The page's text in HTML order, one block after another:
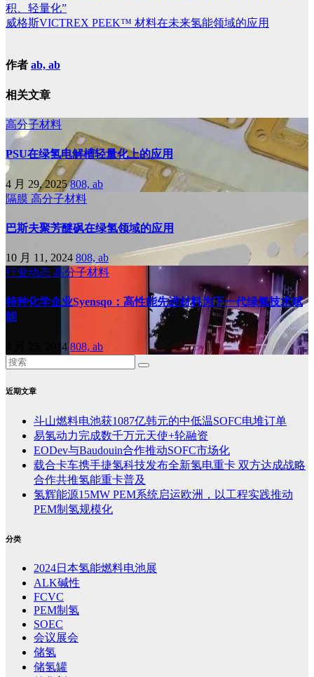
积、轻量化”
威格斯VICTREX PEEK™ 材料在未来氢能领域的应用
作者 ab, ab
相关文章
高分子材料
PSU在绿氢电解槽轻量化上的应用
4 月 29, 2025808, ab
隔膜 高分子材料
巴斯夫聚芳醚砜在绿氢领域的应用
10 月 11, 2024 808, ab
行业动态 高分子材料
特种化学企业Syensqo：高性能先进材料为下一代绿氢技术赋
能
4 月 25, 2024808, ab
近期文章
斗山燃料电池获1087亿韩元的中低温SOFC电堆订单
易氢动力完成数千万元天使+轮融资
EODev与Baudouin合作推动SOFC市场化
载合卡车携手捷氢科技发布全新氢电重卡 双方达成战略
合作共推氢能重卡普及
氢辉能源15MW PEM系统启运欧洲，以工程实践推动
PEM制氢规模化
分类
2024日本氢能燃料电池展
ALK碱性
FCVC
PEM制氢
SOEC
会议展会
储氢
储氢罐